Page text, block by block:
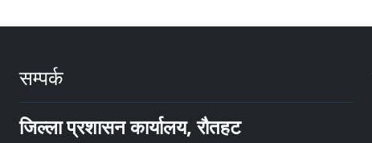
सम्पर्क
जिल्ला प्रशासन कार्यालय, रौतहट